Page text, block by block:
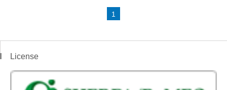
1
License